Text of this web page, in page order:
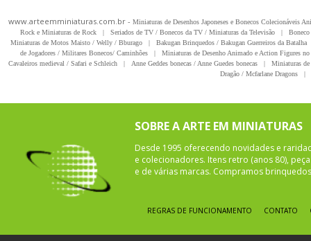
www.arteemminiaturas.com.br - Miniaturas de Desenhos Japoneses e Bonecos Colecionáveis
Rock e Miniaturas de Rock
| Seriados de TV / Bonecos da TV / Miniaturas da Televisão |
Miniaturas de Motos Maisto / Welly / Bburago
| Bakugan Brinquedos / Bakugan Guerreiros da Batalha
de Jogadores / Militares Bonecos/ Caminhões
|
Miniaturas de Desenho Animado e Action Figures
Cavaleiros medieval / Safari e Schleich
| Anne Geddes bonecas / Anne Guedes bonecas |
Miniaturas
Dragão / Mcfarlane Dragons
|
SOBRE A ARTE EM MINIATURAS
Desde 1995 oferecendo novidades e
e colecionadores. Itens retro (anos 80),
e de várias marcas. Compramos
REGRAS DE FUNCIONAMENTO CONTATO